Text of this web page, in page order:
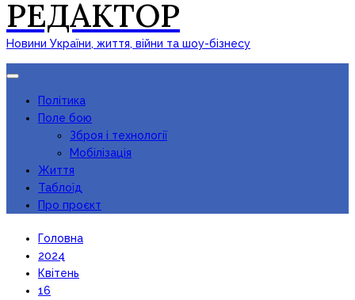
РЕДАКТОР
Новини України, життя, війни та шоу-бізнесу
Toggle
navigation
Політика
Поле бою
Зброя і технології
Мобілізація
Життя
Таблоїд
Про проєкт
Головна
2024
Квітень
16